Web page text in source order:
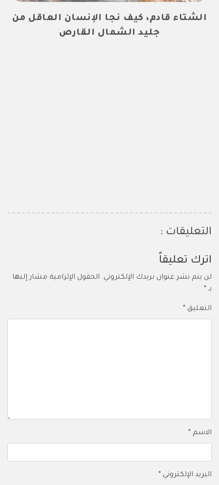
الشتاء قادم، كيف نجا الإنسان العاقل من
جليد الشمال القارص
التعليقات :
اترك تعليقاً
لن يتم نشر عنوان بريدك الإلكتروني. الحقول الإلزامية مشار إليها
بـ *
التعليق *
الاسم *
البريد الإلكتروني *